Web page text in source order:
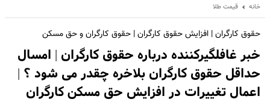
خانه قیمت طلا
حقوق کارگران | افزایش حقوق کارگران | حقوق کارگران و حق مسکن
خبر غافلگیرکننده درباره حقوق کارگران | امسال
حداقل حقوق کارگران بلاخره چقدر می شود ؟ |
اعمال تغییرات در افزایش حق مسکن کارگران